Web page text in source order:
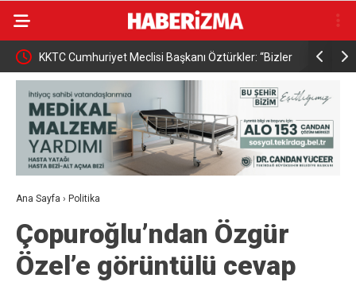
KKTC Cumhuriyet Meclisi Başkanı Öztürkler: “Bizler
egemen eşitliğimizden ve eşit uluslararası
statümüzden asla taviz vermeyeceğiz”
Ana Sayfa › Politika
Çopuroğlu’ndan Özgür
Özel’e görüntülü cevap